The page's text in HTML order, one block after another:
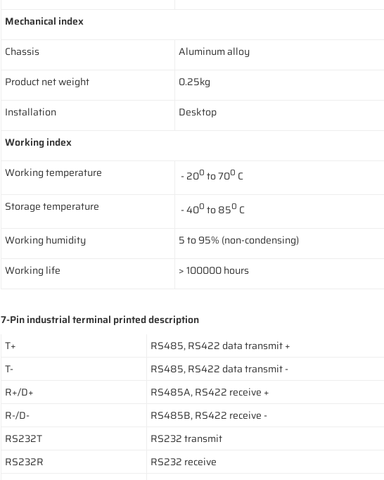
Mechanical index
Chassis
Aluminum alloy
Product net weight
0.25kg
Installation
Desktop
Working index
Working temperature
- 200 to 700 C
Storage temperature
- 400 to 850 C
Working humidity
5 to 95% (non-condensing)
Working life
> 100000 hours
7-Pin industrial terminal printed description
T+
RS485, RS422 data transmit +
T-
RS485, RS422 data transmit -
R+/D+
RS485A, RS422 receive +
R-/D-
RS485B, RS422 receive -
RS232T
RS232 transmit
RS232R
RS232 receive